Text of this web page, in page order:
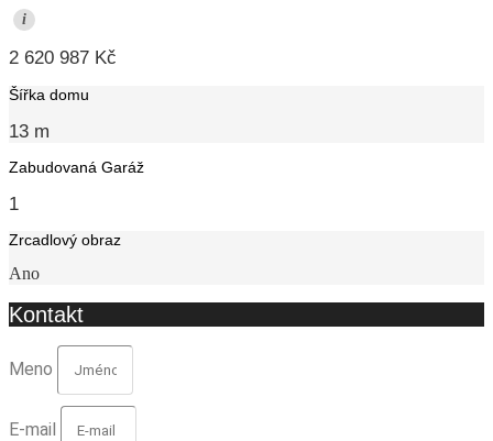
i
2 620 987 Kč
Šířka domu
13 m
Zabudovaná Garáž
1
Zrcadlový obraz
Ano
Kontakt
Meno
E-mail